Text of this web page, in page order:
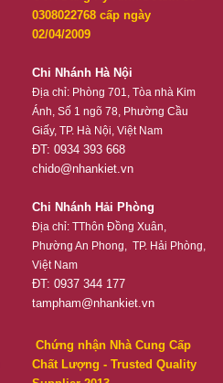
0308022768 cấp ngày
02/04/2009
Chi Nhánh Hà Nội
Địa chỉ: Phòng 701, Tòa nhà Kim
Ánh, Số 1 ngõ 78, Phường Cầu
Giấy, TP. Hà Nội, Việt Nam
ĐT: 0934 393 668
chido@nhankiet.vn
Chi Nhánh Hải Phòng
Địa chỉ: TThôn Đồng Xuân,
Phường An Phong, TP. Hải Phòng,
Việt Nam
ĐT: 0937 344 177
tampham@nhankiet.vn
Chứng nhận Nhà Cung Cấp
Chất Lượng - Trusted Quality